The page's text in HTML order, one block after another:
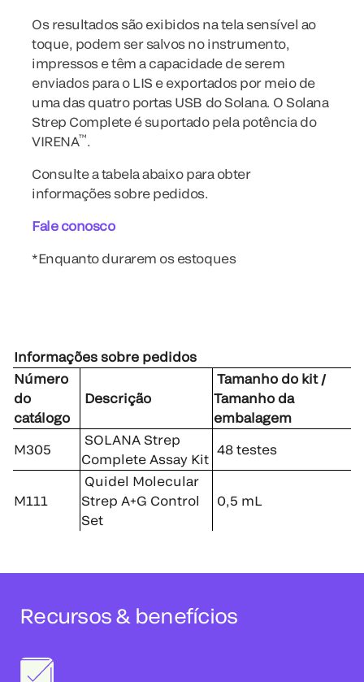
Os resultados são exibidos na tela sensível ao
toque, podem ser salvos no instrumento,
impressos e têm a capacidade de serem
enviados para o LIS e exportados por meio de
uma das quatro portas USB do Solana. O Solana
Strep Complete é suportado pela potência do
VIRENA™.
Consulte a tabela abaixo para obter
informações sobre pedidos.
Fale conosco
*Enquanto durarem os estoques
Informações sobre pedidos
Número
do
catálogo
Descrição
Tamanho do kit /
Tamanho da
embalagem
M305
SOLANA Strep
Complete Assay Kit
48 testes
M111
Quidel Molecular
Strep A+G Control
Set
0,5 mL
Recursos & benefícios